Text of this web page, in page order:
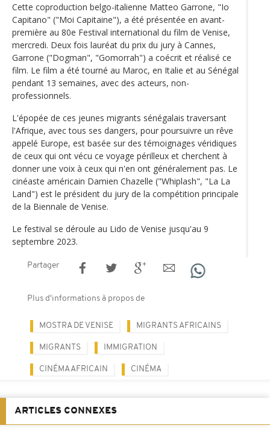
Cette coproduction belgo-italienne Matteo Garrone, "Io
Capitano" ("Moi Capitaine"), a été présentée en avant-
première au 80e Festival international du film de Venise,
mercredi. Deux fois lauréat du prix du jury à Cannes,
Garrone ("Dogman", "Gomorrah") a coécrit et réalisé ce
film. Le film a été tourné au Maroc, en Italie et au Sénégal
pendant 13 semaines, avec des acteurs, non-
professionnels.
L'épopée de ces jeunes migrants sénégalais traversant
l'Afrique, avec tous ses dangers, pour poursuivre un rêve
appelé Europe, est basée sur des témoignages véridiques
de ceux qui ont vécu ce voyage périlleux et cherchent à
donner une voix à ceux qui n'en ont généralement pas. Le
cinéaste américain Damien Chazelle ("Whiplash", "La La
Land") est le président du jury de la compétition principale
de la Biennale de Venise.
Le festival se déroule au Lido de Venise jusqu'au 9
septembre 2023.
Partager
Plus d'informations à propos de
MOSTRA DE VENISE MIGRANTS AFRICAINS
MIGRANTS IMMIGRATION
CINÉMA AFRICAIN CINÉMA
ARTICLES CONNEXES